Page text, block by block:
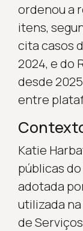
ordenou a
itens,
cita casos
2024, e do
desde
entre
Katie
públicas
adotada
utilizada
de